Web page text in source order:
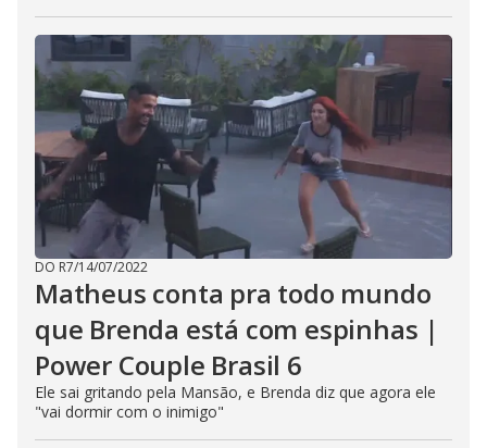
DO R7/14/07/2022
Matheus conta pra todo mundo
que Brenda está com espinhas |
Power Couple Brasil 6
Ele sai gritando pela Mansão, e Brenda diz que agora ele
"vai dormir com o inimigo"